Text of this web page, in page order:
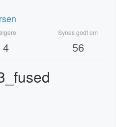
4
Synes godt om
56